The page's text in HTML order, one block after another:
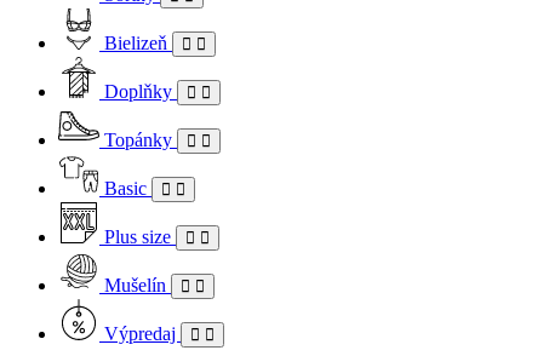
Bielizeň
Doplňky
Topánky
Basic
Plus size
Mušelín
Výpredaj